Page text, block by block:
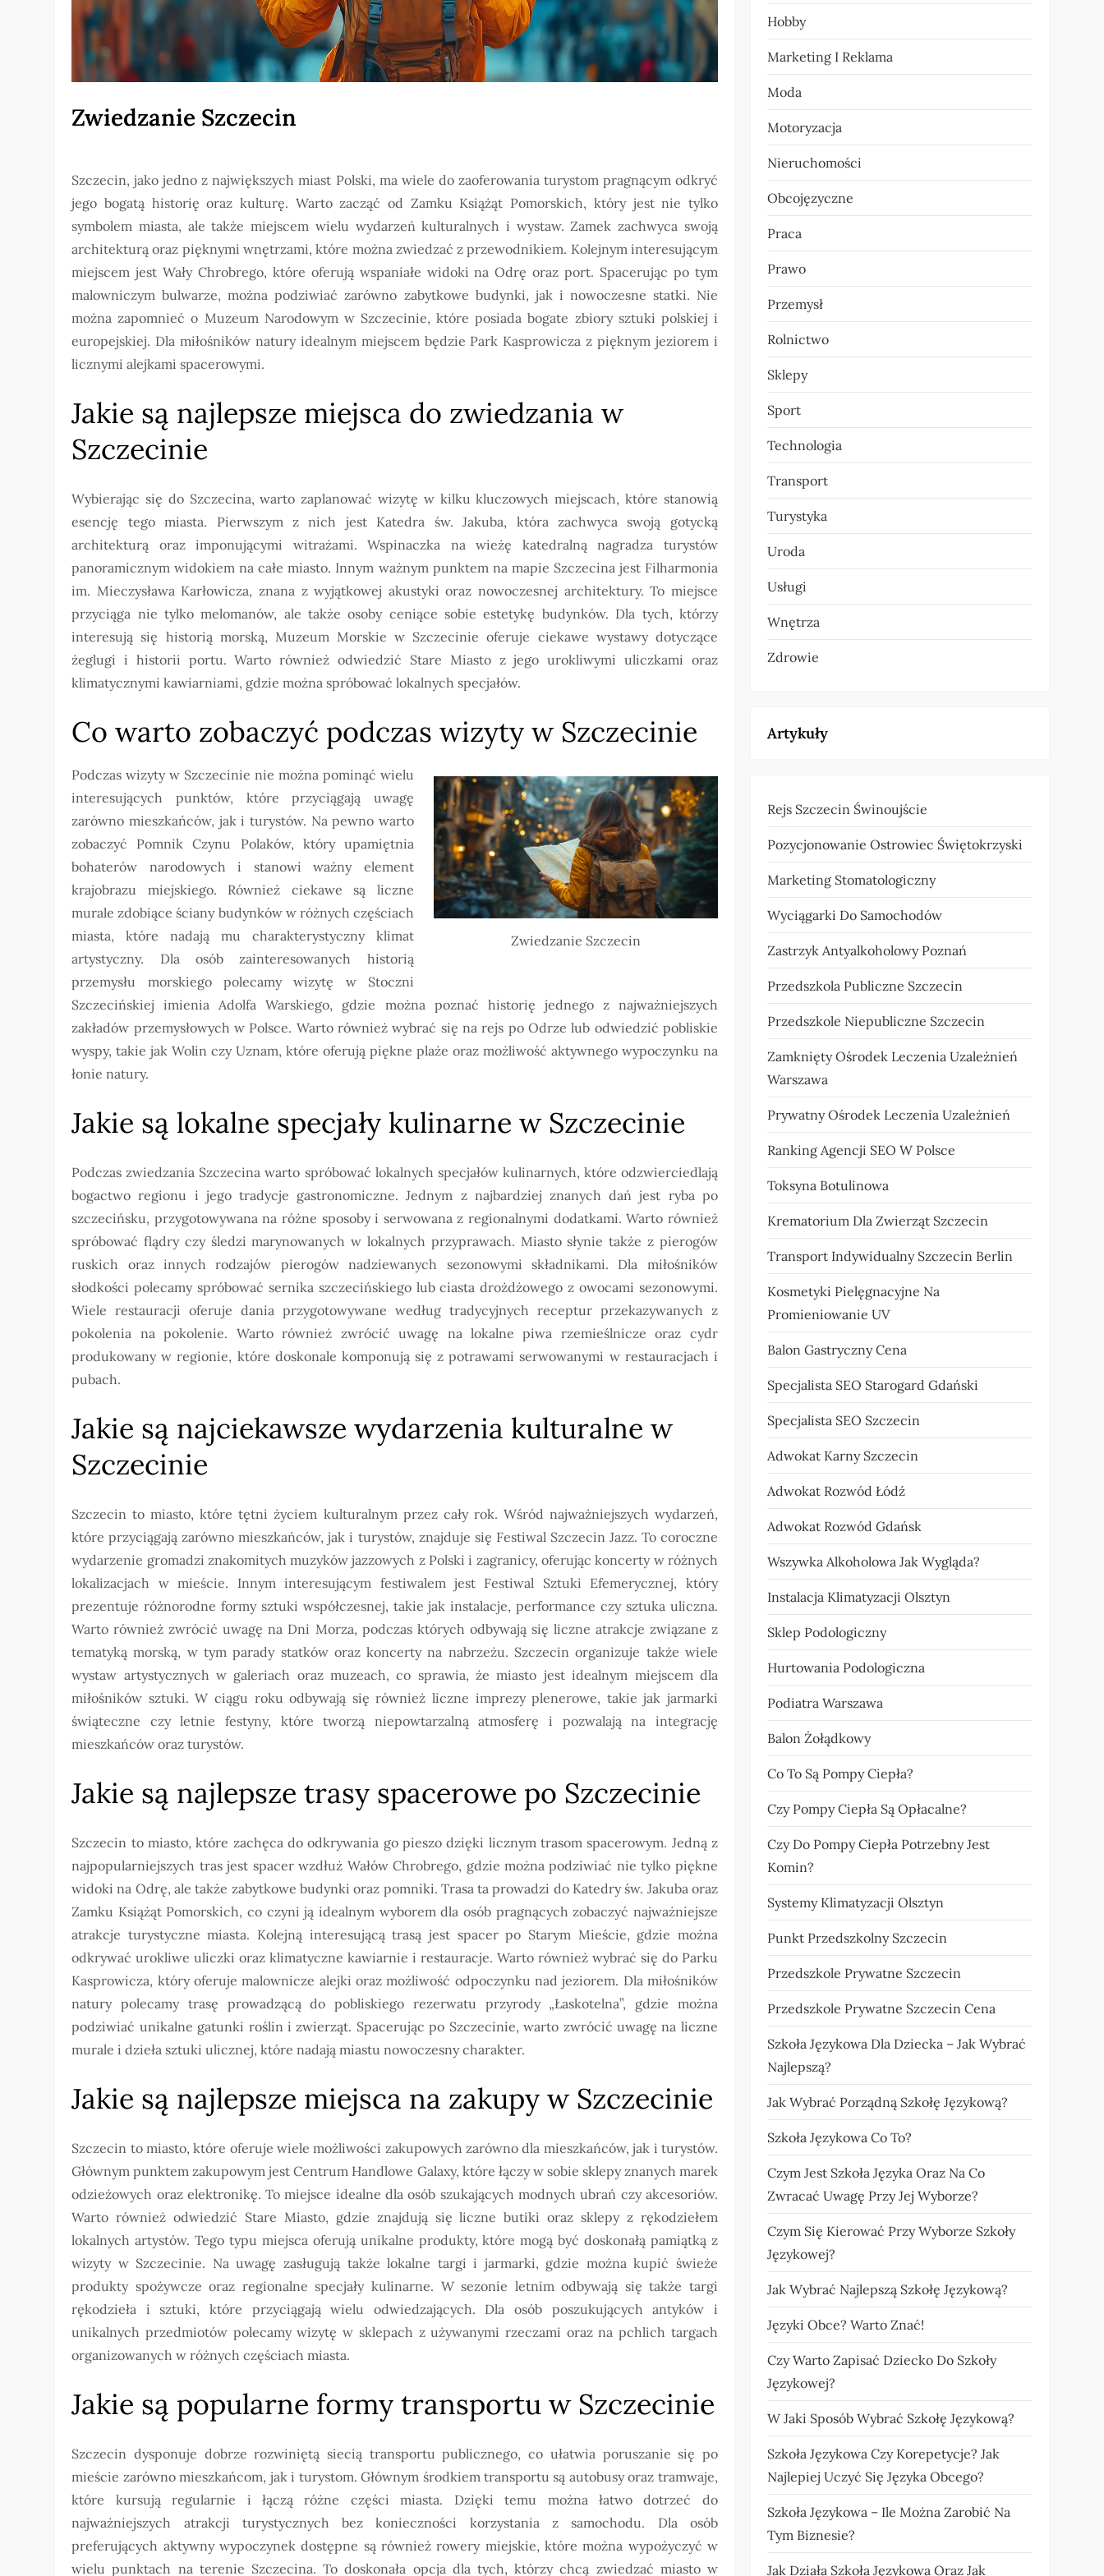
Zwiedzanie Szczecin
Szczecin, jako jedno z największych miast Polski, ma wiele do zaoferowania turystom pragnącym odkryć
jego bogatą historię oraz kulturę. Warto zacząć od Zamku Książąt Pomorskich, który jest nie tylko
symbolem miasta, ale także miejscem wielu wydarzeń kulturalnych i wystaw. Zamek zachwyca swoją
architekturą oraz pięknymi wnętrzami, które można zwiedzać z przewodnikiem. Kolejnym interesującym
miejscem jest Wały Chrobrego, które oferują wspaniałe widoki na Odrę oraz port. Spacerując po tym
malowniczym bulwarze, można podziwiać zarówno zabytkowe budynki, jak i nowoczesne statki. Nie
można zapomnieć o Muzeum Narodowym w Szczecinie, które posiada bogate zbiory sztuki polskiej i
europejskiej. Dla miłośników natury idealnym miejscem będzie Park Kasprowicza z pięknym jeziorem i
licznymi alejkami spacerowymi.
Jakie są najlepsze miejsca do zwiedzania w
Szczecinie
Wybierając się do Szczecina, warto zaplanować wizytę w kilku kluczowych miejscach, które stanowią
esencję tego miasta. Pierwszym z nich jest Katedra św. Jakuba, która zachwyca swoją gotycką
architekturą oraz imponującymi witrażami. Wspinaczka na wieżę katedralną nagradza turystów
panoramicznym widokiem na całe miasto. Innym ważnym punktem na mapie Szczecina jest Filharmonia
im. Mieczysława Karłowicza, znana z wyjątkowej akustyki oraz nowoczesnej architektury. To miejsce
przyciąga nie tylko melomanów, ale także osoby ceniące sobie estetykę budynków. Dla tych, którzy
interesują się historią morską, Muzeum Morskie w Szczecinie oferuje ciekawe wystawy dotyczące
żeglugi i historii portu. Warto również odwiedzić Stare Miasto z jego urokliwymi uliczkami oraz
klimatycznymi kawiarniami, gdzie można spróbować lokalnych specjałów.
Co warto zobaczyć podczas wizyty w Szczecinie
Zwiedzanie Szczecin
Podczas wizyty w Szczecinie nie można pominąć wielu
interesujących punktów, które przyciągają uwagę
zarówno mieszkańców, jak i turystów. Na pewno warto
zobaczyć Pomnik Czynu Polaków, który upamiętnia
bohaterów narodowych i stanowi ważny element
krajobrazu miejskiego. Również ciekawe są liczne
murale zdobiące ściany budynków w różnych częściach
miasta, które nadają mu charakterystyczny klimat
artystyczny. Dla osób zainteresowanych historią
przemysłu morskiego polecamy wizytę w Stoczni
Szczecińskiej imienia Adolfa Warskiego, gdzie można poznać historię jednego z najważniejszych
zakładów przemysłowych w Polsce. Warto również wybrać się na rejs po Odrze lub odwiedzić pobliskie
wyspy, takie jak Wolin czy Uznam, które oferują piękne plaże oraz możliwość aktywnego wypoczynku na
łonie natury.
Jakie są lokalne specjały kulinarne w Szczecinie
Podczas zwiedzania Szczecina warto spróbować lokalnych specjałów kulinarnych, które odzwierciedlają
bogactwo regionu i jego tradycje gastronomiczne. Jednym z najbardziej znanych dań jest ryba po
szczecińsku, przygotowywana na różne sposoby i serwowana z regionalnymi dodatkami. Warto również
spróbować flądry czy śledzi marynowanych w lokalnych przyprawach. Miasto słynie także z pierogów
ruskich oraz innych rodzajów pierogów nadziewanych sezonowymi składnikami. Dla miłośników
słodkości polecamy spróbować sernika szczecińskiego lub ciasta drożdżowego z owocami sezonowymi.
Wiele restauracji oferuje dania przygotowywane według tradycyjnych receptur przekazywanych z
pokolenia na pokolenie. Warto również zwrócić uwagę na lokalne piwa rzemieślnicze oraz cydr
produkowany w regionie, które doskonale komponują się z potrawami serwowanymi w restauracjach i
pubach.
Jakie są najciekawsze wydarzenia kulturalne w
Szczecinie
Szczecin to miasto, które tętni życiem kulturalnym przez cały rok. Wśród najważniejszych wydarzeń,
które przyciągają zarówno mieszkańców, jak i turystów, znajduje się Festiwal Szczecin Jazz. To coroczne
wydarzenie gromadzi znakomitych muzyków jazzowych z Polski i zagranicy, oferując koncerty w różnych
lokalizacjach w mieście. Innym interesującym festiwalem jest Festiwal Sztuki Efemerycznej, który
prezentuje różnorodne formy sztuki współczesnej, takie jak instalacje, performance czy sztuka uliczna.
Warto również zwrócić uwagę na Dni Morza, podczas których odbywają się liczne atrakcje związane z
tematyką morską, w tym parady statków oraz koncerty na nabrzeżu. Szczecin organizuje także wiele
wystaw artystycznych w galeriach oraz muzeach, co sprawia, że miasto jest idealnym miejscem dla
miłośników sztuki. W ciągu roku odbywają się również liczne imprezy plenerowe, takie jak jarmarki
świąteczne czy letnie festyny, które tworzą niepowtarzalną atmosferę i pozwalają na integrację
mieszkańców oraz turystów.
Jakie są najlepsze trasy spacerowe po Szczecinie
Szczecin to miasto, które zachęca do odkrywania go pieszo dzięki licznym trasom spacerowym. Jedną z
najpopularniejszych tras jest spacer wzdłuż Wałów Chrobrego, gdzie można podziwiać nie tylko piękne
widoki na Odrę, ale także zabytkowe budynki oraz pomniki. Trasa ta prowadzi do Katedry św. Jakuba oraz
Zamku Książąt Pomorskich, co czyni ją idealnym wyborem dla osób pragnących zobaczyć najważniejsze
atrakcje turystyczne miasta. Kolejną interesującą trasą jest spacer po Starym Mieście, gdzie można
odkrywać urokliwe uliczki oraz klimatyczne kawiarnie i restauracje. Warto również wybrać się do Parku
Kasprowicza, który oferuje malownicze alejki oraz możliwość odpoczynku nad jeziorem. Dla miłośników
natury polecamy trasę prowadzącą do pobliskiego rezerwatu przyrody „Łaskotelna”, gdzie można
podziwiać unikalne gatunki roślin i zwierząt. Spacerując po Szczecinie, warto zwrócić uwagę na liczne
murale i dzieła sztuki ulicznej, które nadają miastu nowoczesny charakter.
Jakie są najlepsze miejsca na zakupy w Szczecinie
Szczecin to miasto, które oferuje wiele możliwości zakupowych zarówno dla mieszkańców, jak i turystów.
Głównym punktem zakupowym jest Centrum Handlowe Galaxy, które łączy w sobie sklepy znanych marek
odzieżowych oraz elektronikę. To miejsce idealne dla osób szukających modnych ubrań czy akcesoriów.
Warto również odwiedzić Stare Miasto, gdzie znajdują się liczne butiki oraz sklepy z rękodziełem
lokalnych artystów. Tego typu miejsca oferują unikalne produkty, które mogą być doskonałą pamiątką z
wizyty w Szczecinie. Na uwagę zasługują także lokalne targi i jarmarki, gdzie można kupić świeże
produkty spożywcze oraz regionalne specjały kulinarne. W sezonie letnim odbywają się także targi
rękodzieła i sztuki, które przyciągają wielu odwiedzających. Dla osób poszukujących antyków i
unikalnych przedmiotów polecamy wizytę w sklepach z używanymi rzeczami oraz na pchlich targach
organizowanych w różnych częściach miasta.
Jakie są popularne formy transportu w Szczecinie
Szczecin dysponuje dobrze rozwiniętą siecią transportu publicznego, co ułatwia poruszanie się po
mieście zarówno mieszkańcom, jak i turystom. Głównym środkiem transportu są autobusy oraz tramwaje,
które kursują regularnie i łączą różne części miasta. Dzięki temu można łatwo dotrzeć do
najważniejszych atrakcji turystycznych bez konieczności korzystania z samochodu. Dla osób
preferujących aktywny wypoczynek dostępne są również rowery miejskie, które można wypożyczyć w
wielu punktach na terenie Szczecina. To doskonała opcja dla tych, którzy chcą zwiedzać miasto w
Hobby
Marketing I Reklama
Moda
Motoryzacja
Nieruchomości
Obcojęzyczne
Praca
Prawo
Przemysł
Rolnictwo
Sklepy
Sport
Technologia
Transport
Turystyka
Uroda
Usługi
Wnętrza
Zdrowie
Artykuły
Rejs Szczecin Świnoujście
Pozycjonowanie Ostrowiec Świętokrzyski
Marketing Stomatologiczny
Wyciągarki Do Samochodów
Zastrzyk Antyalkoholowy Poznań
Przedszkola Publiczne Szczecin
Przedszkole Niepubliczne Szczecin
Zamknięty Ośrodek Leczenia Uzależnień
Warszawa
Prywatny Ośrodek Leczenia Uzależnień
Ranking Agencji SEO W Polsce
Toksyna Botulinowa
Krematorium Dla Zwierząt Szczecin
Transport Indywidualny Szczecin Berlin
Kosmetyki Pielęgnacyjne Na
Promieniowanie UV
Balon Gastryczny Cena
Specjalista SEO Starogard Gdański
Specjalista SEO Szczecin
Adwokat Karny Szczecin
Adwokat Rozwód Łódź
Adwokat Rozwód Gdańsk
Wszywka Alkoholowa Jak Wygląda?
Instalacja Klimatyzacji Olsztyn
Sklep Podologiczny
Hurtowania Podologiczna
Podiatra Warszawa
Balon Żołądkowy
Co To Są Pompy Ciepła?
Czy Pompy Ciepła Są Opłacalne?
Czy Do Pompy Ciepła Potrzebny Jest
Komin?
Systemy Klimatyzacji Olsztyn
Punkt Przedszkolny Szczecin
Przedszkole Prywatne Szczecin
Przedszkole Prywatne Szczecin Cena
Szkoła Językowa Dla Dziecka – Jak Wybrać
Najlepszą?
Jak Wybrać Porządną Szkołę Językową?
Szkoła Językowa Co To?
Czym Jest Szkoła Języka Oraz Na Co
Zwracać Uwagę Przy Jej Wyborze?
Czym Się Kierować Przy Wyborze Szkoły
Językowej?
Jak Wybrać Najlepszą Szkołę Językową?
Języki Obce? Warto Znać!
Czy Warto Zapisać Dziecko Do Szkoły
Językowej?
W Jaki Sposób Wybrać Szkołę Językową?
Szkoła Językowa Czy Korepetycje? Jak
Najlepiej Uczyć Się Języka Obcego?
Szkoła Językowa – Ile Można Zarobić Na
Tym Biznesie?
Jak Działa Szkoła Językowa Oraz Jak